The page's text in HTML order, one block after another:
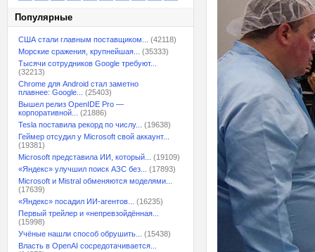
Популярные
США стали главным поставщиком...
(42118)
Морские сражения, крупнейшая...
(35333)
Тысячи сотрудников Google требуют...
(32213)
Chrome для Android стал заметно
плавнее: Google...
(25403)
Вышел релиз OpenIDE Pro —
корпоративной...
(21886)
Tesla поставила рекорд по числу...
(19638)
Геймер отсудил у Microsoft свой аккаунт...
(19381)
Microsoft представила ИИ, который...
(19109)
«Яндекс» улучшил поиск АЗС без...
(17893)
Microsoft и Mistral обменяются моделями...
(17639)
«Яндекс» посадил ИИ-агентов...
(16235)
Первый трейлер и «непревзойдённая...
(15998)
Учёные нашли способ обрушить...
(15438)
Власть в OpenAI сосредотачивается...